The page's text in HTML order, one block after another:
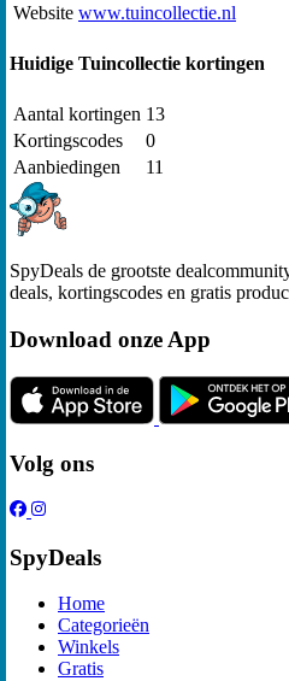
Website www.tuincollectie.nl
Huidige Tuincollectie kortingen
Aantal kortingen 13
Kortingscodes
0
Aanbiedingen
11
SpyDeals de grootste
deals, kortingscodes en gratis
Download onze App
Volg ons
SpyDeals
Home
Categorieën
Winkels
Gratis